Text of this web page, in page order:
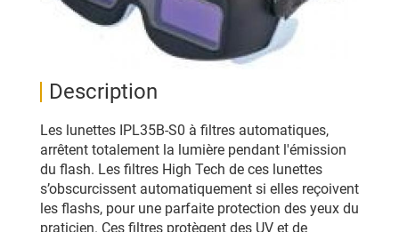
Description
Les lunettes IPL35B-S0 à filtres automatiques,
arrêtent totalement la lumière pendant l'émission
du flash. Les filtres High Tech de ces lunettes
s’obscurcissent automatiquement si elles reçoivent
les flashs, pour une parfaite protection des yeux du
praticien. Ces filtres protègent des UV et de